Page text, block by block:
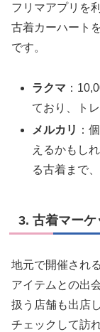
フリマアプリを
古着カーハート
です。
ラクマ ：
ており、ト
メルカリ ：
えるかもし
る古着まで
3. 古着マーケ
地元で開催され
アイテムとの出
扱う店舗も出店
チェックして訪